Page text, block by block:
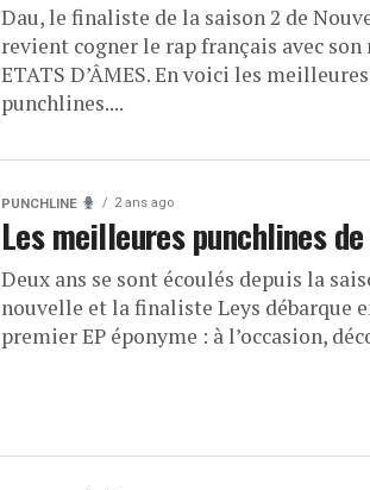
Dau, le finaliste de la saison 2 de
revient cogner le rap français avec son
ETATS D’ÂMES. En voici les meilleures
punchlines....
PUNCHLINE 2 ans ago
Les meilleures punchlines
Deux ans se sont écoulés depuis la
nouvelle et la finaliste Leys débarque
premier EP éponyme : à l’occasion,